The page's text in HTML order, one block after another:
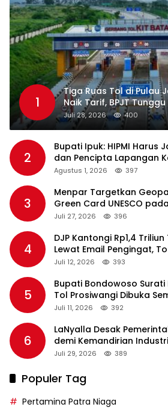
1
Tiga Ruas Tol di Pulau
Naik Tarif, BPJT
Standar Pelayanan
Juli 28, 2026 400
2
Bupati Ipuk: HIPMI Harus
dan Pencipta Lapangan
Agustus 1, 2026 397
3
Menpar Targetkan
Green Card UNESCO
2026
Juli 27, 2026 396
4
DJP Kantongi Rp1,4
Lewat Email Pengingat,
Rp36 Triliun
Juli 12, 2026 393
5
Bupati Bondowoso Surati
Tol Prosiwangi Dibuka
Juli 11, 2026 392
6
LaNyalla Desak
demi Kemandirian
Juli 29, 2026 389
Populer Tag
Pertamina Patra Niaga